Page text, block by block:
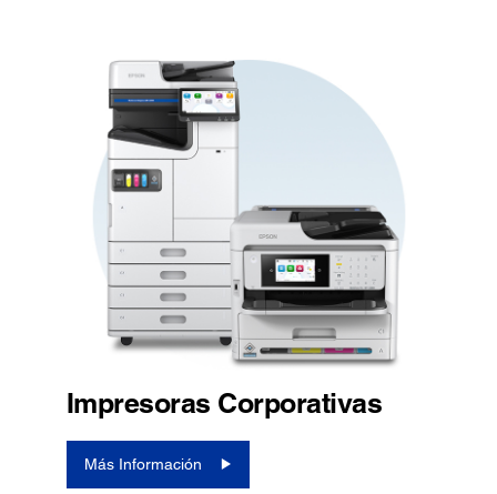
Impresoras Corporativas
Más Información